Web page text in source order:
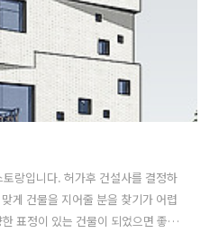
랑입니다. 허가후 건설사를 결정하
게 건물을 지어줄 분을 찾기가 어렵
표정이 있는 건물이 되었으면 좋겠